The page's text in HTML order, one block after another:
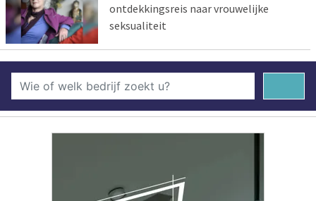
ontdekkingsreis naar vrouwelijke
seksualiteit